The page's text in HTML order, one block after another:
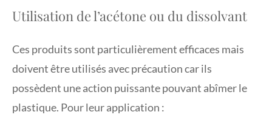
Utilisation de l’acétone ou du dissolvant
Ces produits sont particulièrement efficaces mais
doivent être utilisés avec précaution car ils
possèdent une action puissante pouvant abîmer le
plastique. Pour leur application :